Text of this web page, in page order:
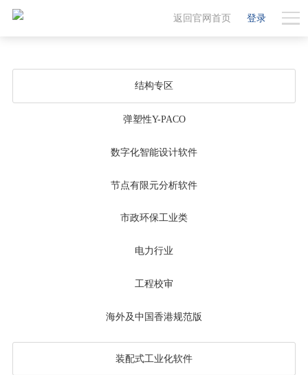
登录
返回官网首页
结构专区
弹塑性Y-PACO
数字化智能设计软件
节点有限元分析软件
市政环保工业类
电力行业
工程校审
海外及中国香港规范版
装配式工业化软件